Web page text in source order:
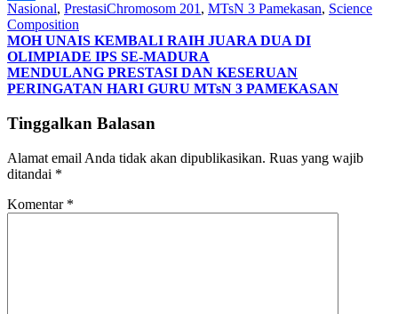
Share
Nasional, PrestasiChromosom 201 , MTsN 3 Pamekasan, Science
Composition
Navigasi
pos
MOH UNAIS KEMBALI RAIH JUARA DUA DI
OLIMPIADE IPS SE-MADURA
MENDULANG PRESTASI DAN KESERUAN
PERINGATAN HARI GURU MTsN 3 PAMEKASAN
Tinggalkan Balasan
Alamat email Anda tidak akan dipublikasikan. Ruas yang wajib
ditandai *
Komentar *